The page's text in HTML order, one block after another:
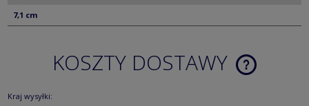
7,1 cm
KOSZTY DOSTAWY
CENA NIE
Kraj wysyłki: